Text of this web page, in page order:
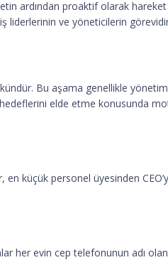
ardından proaktif olarak
liderlerinin ve yöneticilerin
Bu aşama genellikle
elde etme konusunda
küçük personel üyesinden
her evin cep telefonunun adı